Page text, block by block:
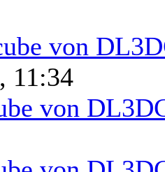
von
11:34
von